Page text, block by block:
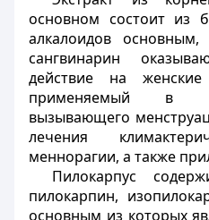
основном состоит из
алкалоидов
сангвинарин
действие на
применяемый в
вызывающего
лечения
меннорагии, а также
Пилокарпус
пилокарпин,
основным из которых